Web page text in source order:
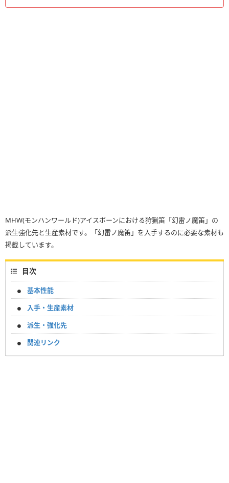
MHW(モンハンワールド)アイスボーンにおける狩猟笛「幻雷ノ魔笛」の
派生強化先と生産素材です。「幻雷ノ魔笛」を入手するのに必要な素材も
掲載しています。
目次
基本性能
入手・生産素材
派生・強化先
関連リンク